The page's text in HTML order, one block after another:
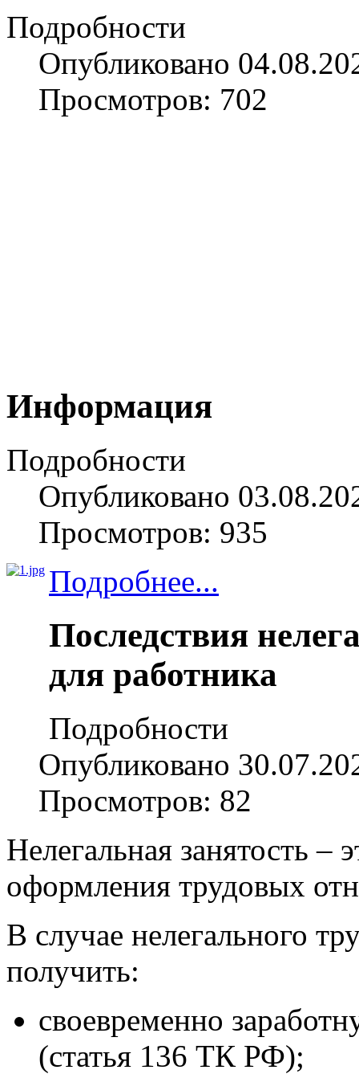
Подробности
Опубликовано
Просмотров: 702
Информация
Подробности
Опубликовано
Просмотров: 935
Подробнее...
Последствия
для работника
Подробности
Опубликовано
Просмотров: 82
Нелегальная занятость –
оформления трудовых
В случае нелегального
получить:
своевременно
(статья 136 ТК РФ);